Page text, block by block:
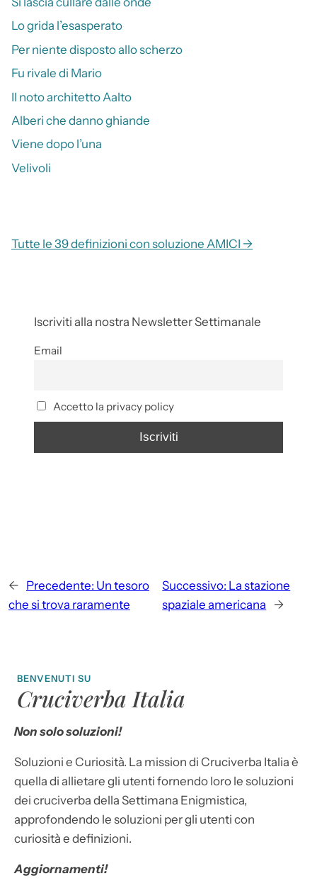
Lo grida l’esasperato
Per niente disposto allo scherzo
Fu rivale di Mario
Il noto architetto Aalto
Alberi che danno ghiande
Viene dopo l’una
Velivoli
Tutte le 39 definizioni con soluzione AMICI →
Iscriviti alla nostra Newsletter Settimanale
Email
Accetto la privacy policy
← Precedente: Un tesoro
che si trova raramente
Successivo: La stazione
spaziale americana
→
BENVENUTI SU
Cruciverba Italia
Non solo soluzioni!
Soluzioni e Curiosità. La mission di Cruciverba Italia è
quella di allietare gli utenti fornendo loro le soluzioni
dei cruciverba della Settimana Enigmistica,
approfondendo le soluzioni per gli utenti con
curiosità e definizioni.
Aggiornamenti!